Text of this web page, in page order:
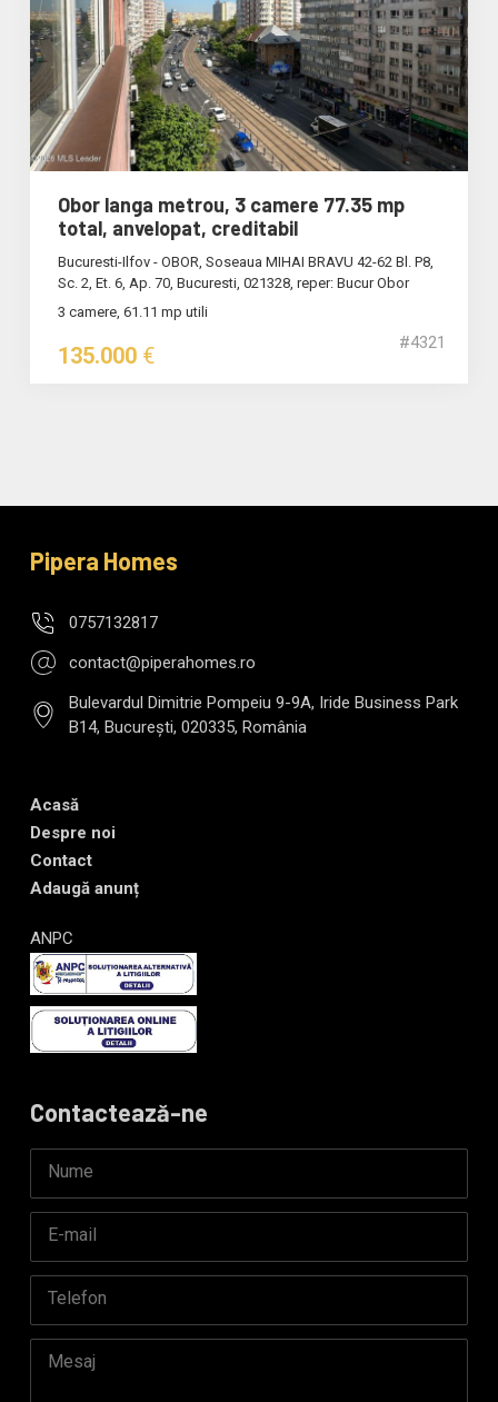
Obor langa metrou, 3 camere 77.35 mp
total, anvelopat, creditabil
Bucuresti-Ilfov - OBOR, Soseaua MIHAI BRAVU 42-62 Bl. P8,
Sc. 2, Et. 6, Ap. 70, Bucuresti, 021328, reper: Bucur Obor
3 camere, 61.11 mp utili
135.000 € #4321
Pipera Homes
0757132817
contact@piperahomes.ro
Bulevardul Dimitrie Pompeiu 9-9A, Iride Business Park
B14, București, 020335, România
Acasă
Despre noi
Contact
Adaugă anunț
ANPC
Contactează-ne